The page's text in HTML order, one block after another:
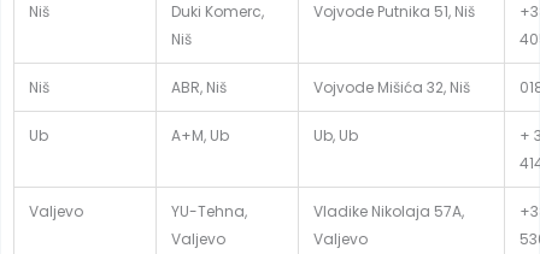
Niš
Duki Komerc,
Niš
Vojvode Putnika 51, Niš
Niš ABR, Niš Vojvode Mišića 32, Niš
Ub A+M, Ub Ub, Ub
+
Valjevo
YU-Tehna,
Valjevo
Vladike Nikolaja 57A,
Valjevo